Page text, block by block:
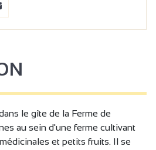
le gîte de la Ferme de
au sein d'une ferme cultivant
et petits fruits. Il se